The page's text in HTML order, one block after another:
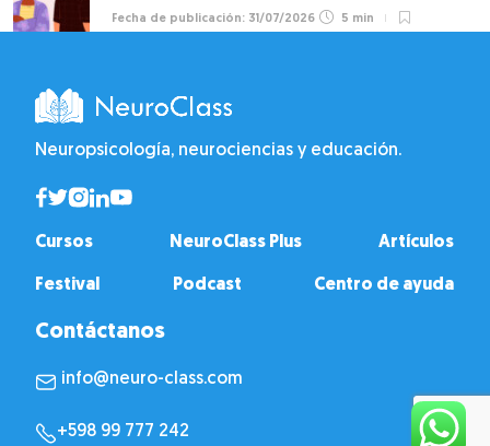
31/07/2026 5 min
Neuropsicología, neurociencias y educación.
Cursos NeuroClass Plus Artículos
Festival Podcast Centro de ayuda
Contáctanos
info@neuro-class.com
+598 99 777 242